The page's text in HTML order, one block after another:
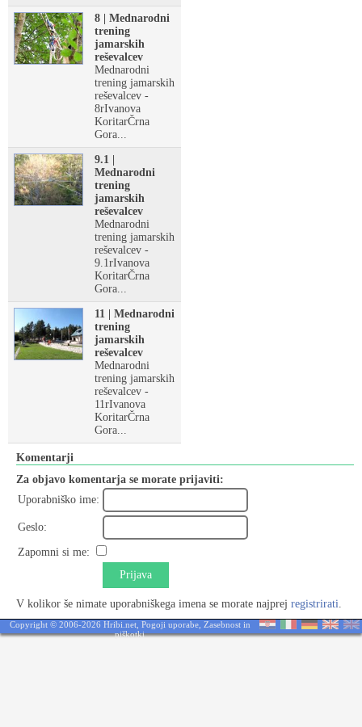
8 | Mednarodni
trening
jamarskih
reševalcev
Mednarodni
trening jamarskih
reševalcev -
8rIvanova
KoritarČrna
Gora...
9.1 |
Mednarodni
trening
jamarskih
reševalcev
Mednarodni
trening jamarskih
reševalcev -
9.1rIvanova
KoritarČrna
Gora...
11 | Mednarodni
trening
jamarskih
reševalcev
Mednarodni
trening jamarskih
reševalcev -
11rIvanova
KoritarČrna
Gora...
Komentarji
Za objavo komentarja se morate prijaviti:
Uporabniško ime:
Geslo:
Zapomni si me:
Prijava
V kolikor še nimate uporabniškega imena se morate najprej registrirati.
Copyright © 2006-2026 Hribi.net, Pogoji uporabe, Zasebnost in
piškotki